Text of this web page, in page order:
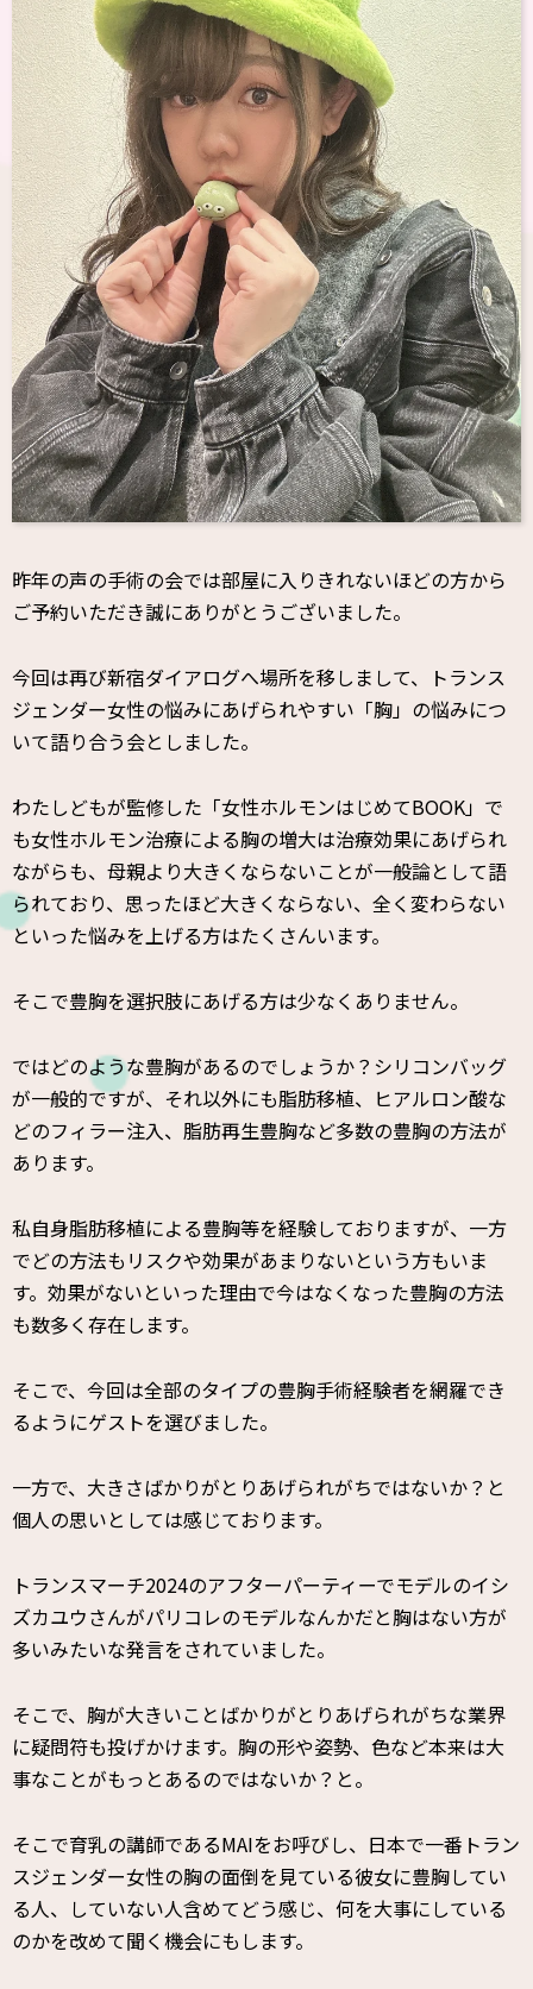
昨年の声の手術の会では部屋に入りきれないほどの方から
ご予約いただき誠にありがとうございました。
今回は再び新宿ダイアログへ場所を移しまして、トランス
ジェンダー女性の悩みにあげられやすい「胸」の悩みにつ
いて語り合う会としました。
わたしどもが監修した「女性ホルモンはじめてBOOK」で
も女性ホルモン治療による胸の増大は治療効果にあげられ
ながらも、母親より大きくならないことが一般論として語
られており、思ったほど大きくならない、全く変わらない
といった悩みを上げる方はたくさんいます。
そこで豊胸を選択肢にあげる方は少なくありません。
ではどのような豊胸があるのでしょうか？シリコンバッグ
が一般的ですが、それ以外にも脂肪移植、ヒアルロン酸な
どのフィラー注入、脂肪再生豊胸など多数の豊胸の方法が
あります。
私自身脂肪移植による豊胸等を経験しておりますが、一方
でどの方法もリスクや効果があまりないという方もいま
す。効果がないといった理由で今はなくなった豊胸の方法
も数多く存在します。
そこで、今回は全部のタイプの豊胸手術経験者を網羅でき
るようにゲストを選びました。
一方で、大きさばかりがとりあげられがちではないか？と
個人の思いとしては感じております。
トランスマーチ2024のアフターパーティーでモデルのイシ
ズカユウさんがパリコレのモデルなんかだと胸はない方が
多いみたいな発言をされていました。
そこで、胸が大きいことばかりがとりあげられがちな業界
に疑問符も投げかけます。胸の形や姿勢、色など本来は大
事なことがもっとあるのではないか？と。
そこで育乳の講師であるMAIをお呼びし、日本で一番トラン
スジェンダー女性の胸の面倒を見ている彼女に豊胸してい
る人、していない人含めてどう感じ、何を大事にしている
のかを改めて聞く機会にもします。